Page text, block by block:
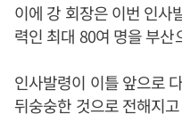
이에 강 회장은 이번 인사
력인 최대 80여 명을 부
인사발령이 이틀 앞으로
뒤숭숭한 것으로 전해지